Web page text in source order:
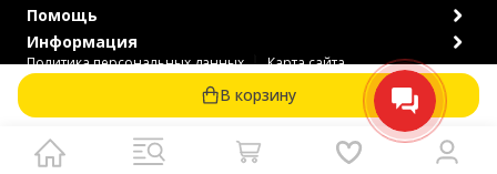
В корзину
Помощь
Информация
Политика персональных данных
Карта сайта
© 2007-2026 ЮСТО